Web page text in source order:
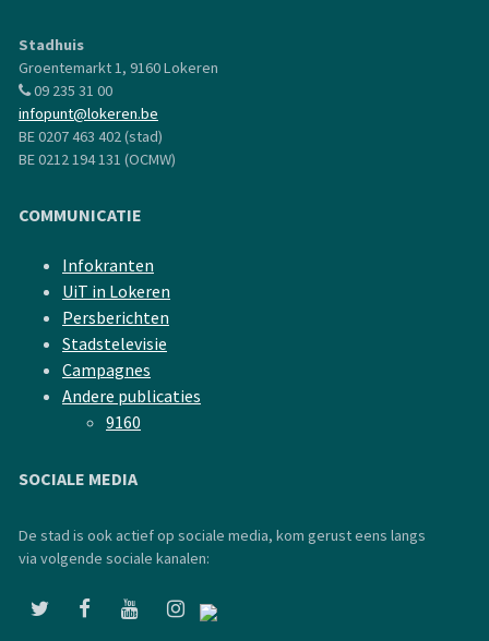
Stadhuis
Groentemarkt 1, 9160 Lokeren
09 235 31 00
infopunt@lokeren.be
BE 0207 463 402 (stad)
BE 0212 194 131 (OCMW)
COMMUNICATIE
Infokranten
UiT in Lokeren
Persberichten
Stadstelevisie
Campagnes
Andere publicaties
9160
SOCIALE MEDIA
De stad is ook actief op sociale media, kom gerust eens langs
via volgende sociale kanalen: